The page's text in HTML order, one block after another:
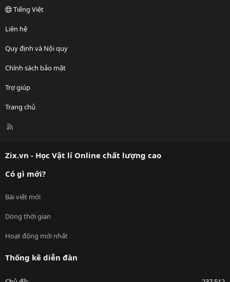
Tiếng Việt
Liên hệ
Quy định và Nội quy
Chính sách bảo mật
Trợ giúp
Trang chủ
R
Zix.vn - Học Vật lí Online chất lượng cao
Có gì mới?
Bài viết mới
Dòng thời gian
Hoạt động mới nhất
Thống kê diễn đàn